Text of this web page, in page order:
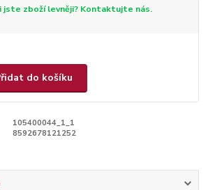
jste zboží levněji? Kontaktujte nás.
do košíku
105400044_1_1
8592678121252